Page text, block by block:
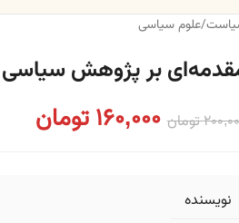
/علوم سیاسی
بر پژوهش سیاسی
تومان 160,000 تومان
نویسنده